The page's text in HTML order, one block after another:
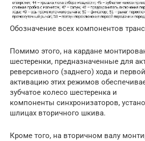
Обозначение всех компонентов
Помимо этого, на кардане
шестеренки, предназначенные для
реверсивного (заднего) хода и
активацию этих режимов
зубчатое колесо шестеренка и
компоненты синхронизаторов,
шлицах вторичного шкива.
Кроме того, на вторичном валу